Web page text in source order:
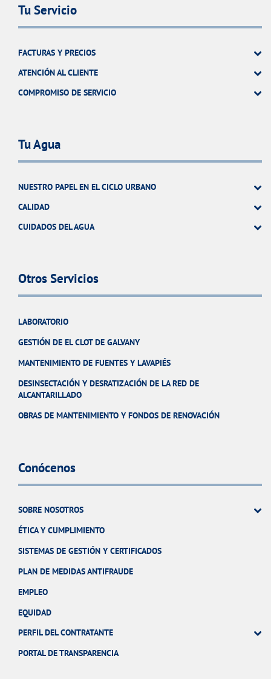
Tu Servicio
FACTURAS Y PRECIOS
ATENCIÓN AL CLIENTE
COMPROMISO DE SERVICIO
Tu Agua
NUESTRO PAPEL EN EL CICLO URBANO
CALIDAD
CUIDADOS DEL AGUA
Otros Servicios
LABORATORIO
GESTIÓN DE EL CLOT DE GALVANY
MANTENIMIENTO DE FUENTES Y LAVAPIÉS
DESINSECTACIÓN Y DESRATIZACIÓN DE LA RED DE
ALCANTARILLADO
OBRAS DE MANTENIMIENTO Y FONDOS DE RENOVACIÓN
Conócenos
SOBRE NOSOTROS
ÉTICA Y CUMPLIMIENTO
SISTEMAS DE GESTIÓN Y CERTIFICADOS
PLAN DE MEDIDAS ANTIFRAUDE
EMPLEO
EQUIDAD
PERFIL DEL CONTRATANTE
PORTAL DE TRANSPARENCIA